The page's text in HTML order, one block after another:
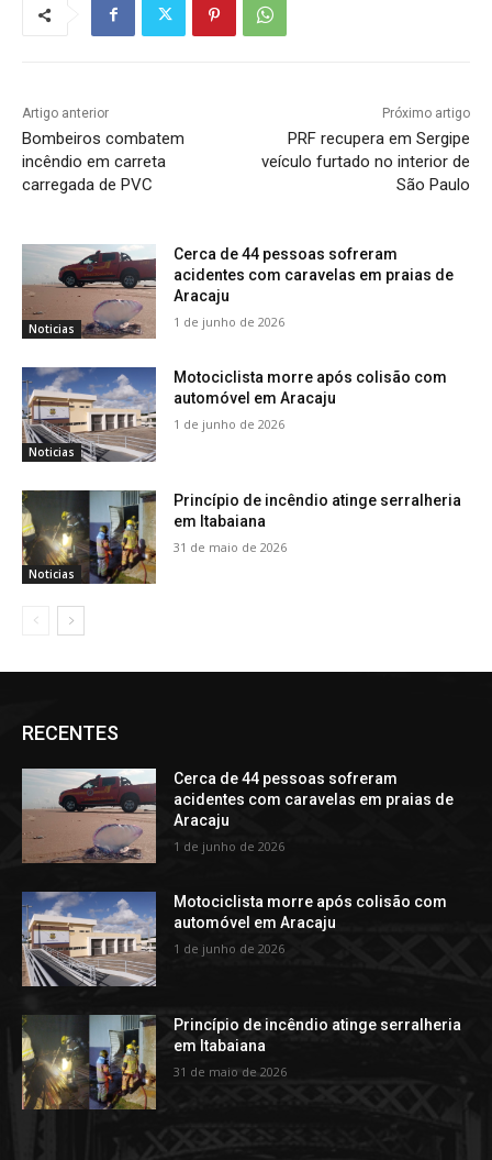
Artigo anterior
Bombeiros combatem
incêndio em carreta
carregada de PVC
Próximo artigo
PRF recupera em Sergipe
veículo furtado no interior de
São Paulo
Noticias
Cerca de 44 pessoas sofreram
acidentes com caravelas em praias de
Aracaju
1 de junho de 2026
Noticias
Motociclista morre após colisão com
automóvel em Aracaju
1 de junho de 2026
Noticias
Princípio de incêndio atinge serralheria
em Itabaiana
31 de maio de 2026
RECENTES
Cerca de 44 pessoas sofreram
acidentes com caravelas em praias de
Aracaju
1 de junho de 2026
Motociclista morre após colisão com
automóvel em Aracaju
1 de junho de 2026
Princípio de incêndio atinge serralheria
em Itabaiana
31 de maio de 2026